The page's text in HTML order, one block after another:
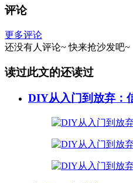
评论
更多评论
还没有人评论~ 快来抢沙发吧~
读过此文的还读过
DIY从入门到放弃：